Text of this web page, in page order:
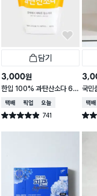
담기
3,000원
한입 100% 과탄산소다 60
0g
택배배송매장픽업오늘배송
별점 4.9점 741
건 작성
국민
세
택배
별점